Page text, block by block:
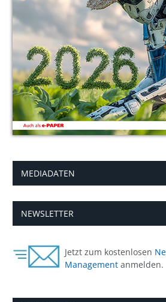
MEDIADATEN
NEWSLETTER
Jetzt zum kostenlosen
Management anmelden.